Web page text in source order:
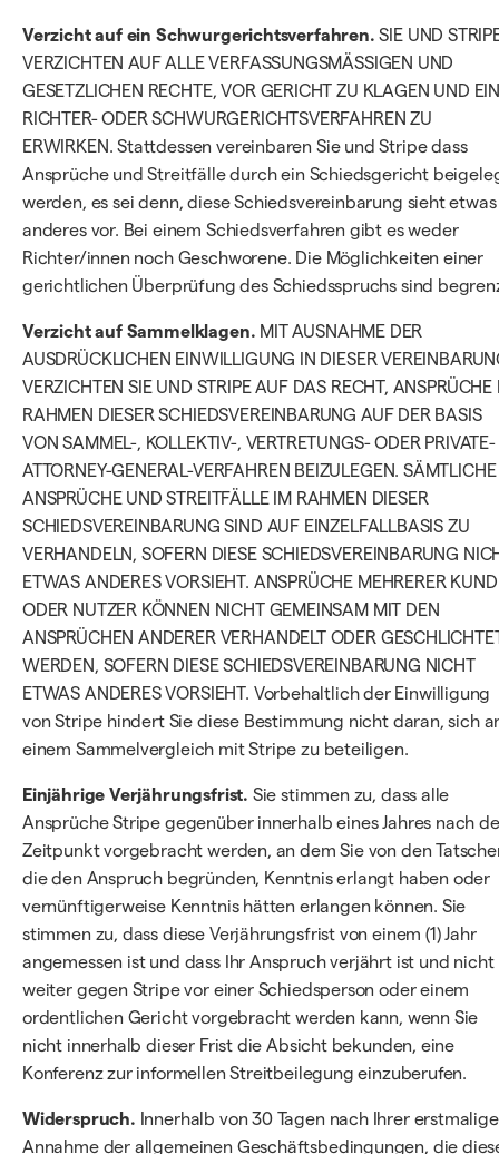
Verzicht auf ein Schwurgerichtsverfahren. SIE UND
VERZICHTEN AUF ALLE VERFASSUNGSMÄSSIGEN UND
GESETZLICHEN RECHTE, VOR GERICHT ZU KLAGEN UND
RICHTER- ODER SCHWURGERICHTSVERFAHREN ZU
ERWIRKEN. Stattdessen vereinbaren Sie und Stripe dass
Ansprüche und Streitfälle durch ein Schiedsgericht
werden, es sei denn, diese Schiedsvereinbarung sieht etwas
anderes vor. Bei einem Schiedsverfahren gibt es weder
Richter/innen noch Geschworene. Die Möglichkeiten einer
gerichtlichen Überprüfung des Schiedsspruchs sind
Verzicht auf Sammelklagen. MIT AUSNAHME DER
AUSDRÜCKLICHEN EINWILLIGUNG IN DIESER
VERZICHTEN SIE UND STRIPE AUF DAS RECHT, ANSPRÜCHE
RAHMEN DIESER SCHIEDSVEREINBARUNG AUF DER BASIS
VON SAMMEL-, KOLLEKTIV-, VERTRETUNGS- ODER PRIVATE-
ATTORNEY-GENERAL-VERFAHREN BEIZULEGEN. SÄMTLICHE
ANSPRÜCHE UND STREITFÄLLE IM RAHMEN DIESER
SCHIEDSVEREINBARUNG SIND AUF EINZELFALLBASIS ZU
VERHANDELN, SOFERN DIESE SCHIEDSVEREINBARUNG
ETWAS ANDERES VORSIEHT. ANSPRÜCHE MEHRERER
ODER NUTZER KÖNNEN NICHT GEMEINSAM MIT DEN
ANSPRÜCHEN ANDERER VERHANDELT ODER
WERDEN, SOFERN DIESE SCHIEDSVEREINBARUNG NICHT
ETWAS ANDERES VORSIEHT. Vorbehaltlich der Einwilligung
von Stripe hindert Sie diese Bestimmung nicht daran, sich
einem Sammelvergleich mit Stripe zu beteiligen.
Einjährige Verjährungsfrist. Sie stimmen zu, dass alle
Ansprüche Stripe gegenüber innerhalb eines Jahres nach
Zeitpunkt vorgebracht werden, an dem Sie von den
die den Anspruch begründen, Kenntnis erlangt haben oder
vernünftigerweise Kenntnis hätten erlangen können. Sie
stimmen zu, dass diese Verjährungsfrist von einem (1) Jahr
angemessen ist und dass Ihr Anspruch verjährt ist und nicht
weiter gegen Stripe vor einer Schiedsperson oder einem
ordentlichen Gericht vorgebracht werden kann, wenn Sie
nicht innerhalb dieser Frist die Absicht bekunden, eine
Konferenz zur informellen Streitbeilegung einzuberufen.
Widerspruch. Innerhalb von 30 Tagen nach Ihrer
Annahme der allgemeinen Geschäftsbedingungen, die